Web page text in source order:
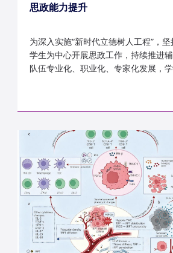
思政能力提升
为深入实施“新时代立德树人工程”，
学生为中心开展思政工作，持续推进
队伍专业化、职业化、专家化发展，